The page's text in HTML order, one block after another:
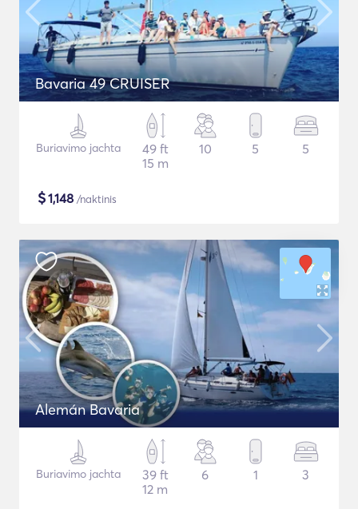
Bavaria 49 CRUISER
Buriavimo jachta
49 ft
15 m
10 5 5
$1,148 /naktinis
Alemán Bavaria
Buriavimo jachta
39 ft
12 m
6 1 3